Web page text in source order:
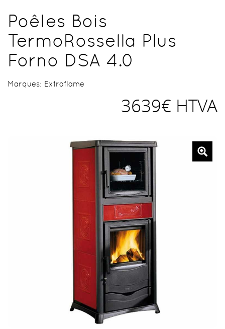
Poêles Bois
TermoRossella Plus
Forno DSA 4.0
Marques: Extraflame
3639€ HTVA